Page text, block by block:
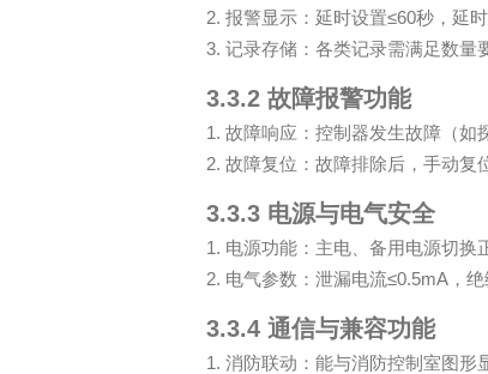
2. 报警显示：延时设置≤60秒，延
3. 记录存储：各类记录需满足数量
3.3.2 故障报警功能
1. 故障响应：控制器发生故障（如
2. 故障复位：故障排除后，手动复
3.3.3 电源与电气安全
1. 电源功能：主电、备用电源切换
2. 电气参数：泄漏电流≤0.5mA ，
3.3.4 通信与兼容功能
1. 消防联动：能与消防控制室图形